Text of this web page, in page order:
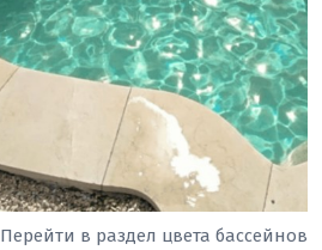
Перейти в раздел цвета бассейнов